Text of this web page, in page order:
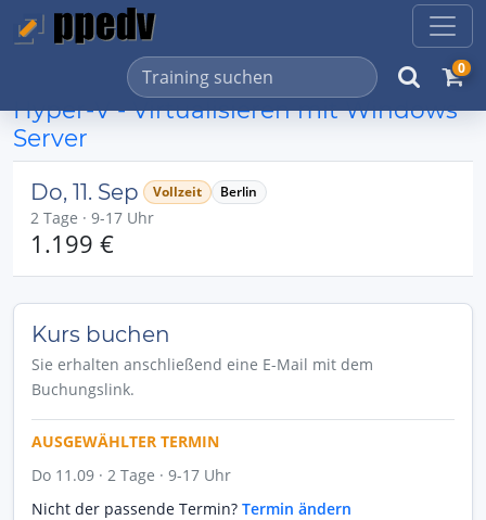
0
Hyper-V - Virtualisieren mit Windows
Server
Do, 11. Sep Vollzeit Berlin
2 Tage · 9-17 Uhr
1.199 €
Kurs buchen
Sie erhalten anschließend eine E-Mail mit dem
Buchungslink.
AUSGEWÄHLTER TERMIN
Do 11.09 · 2 Tage · 9-17 Uhr
Nicht der passende Termin? Termin ändern